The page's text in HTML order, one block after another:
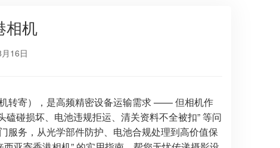
相机
16日
转寄），是高频精密设备运输需求 —— 但相机作
磕碰损坏、电池违规拒运、清关资料不全被扣” 等问
服务，从光学部件防护、电池合规处理到高价值保